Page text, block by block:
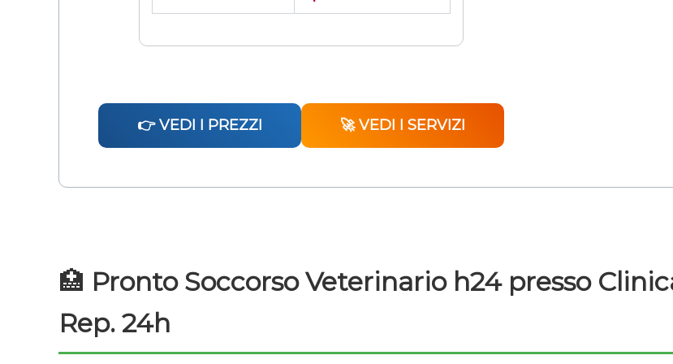
👉 VEDI I PREZZI 🚀 VEDI I SERVIZI
🏥 Pronto Soccorso Veterinario h24 presso
Rep. 24h